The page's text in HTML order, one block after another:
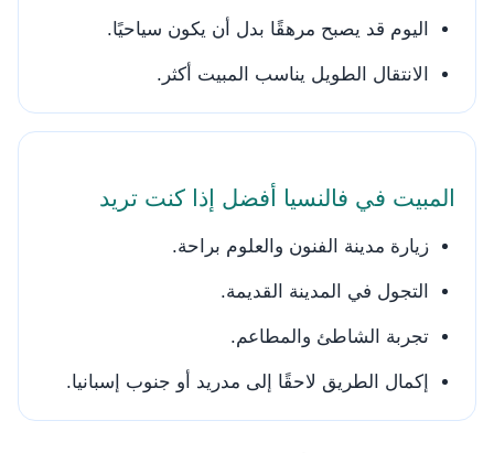
اليوم قد يصبح مرهقًا بدل أن يكون سياحيًا.
الانتقال الطويل يناسب المبيت أكثر.
المبيت في فالنسيا أفضل إذا كنت تريد
زيارة مدينة الفنون والعلوم براحة.
التجول في المدينة القديمة.
تجربة الشاطئ والمطاعم.
إكمال الطريق لاحقًا إلى مدريد أو جنوب إسبانيا.